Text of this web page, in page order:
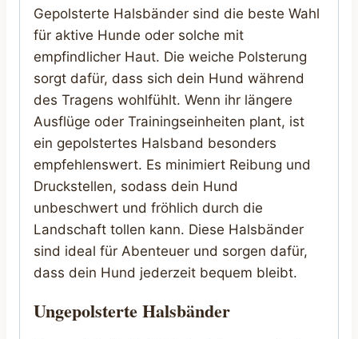
Gepolsterte Halsbänder sind die beste Wahl
für aktive Hunde oder solche mit
empfindlicher Haut. Die weiche Polsterung
sorgt dafür, dass sich dein Hund während
des Tragens wohlfühlt. Wenn ihr längere
Ausflüge oder Trainingseinheiten plant, ist
ein gepolstertes Halsband besonders
empfehlenswert. Es minimiert Reibung und
Druckstellen, sodass dein Hund
unbeschwert und fröhlich durch die
Landschaft tollen kann. Diese Halsbänder
sind ideal für Abenteuer und sorgen dafür,
dass dein Hund jederzeit bequem bleibt.
Ungepolsterte Halsbänder